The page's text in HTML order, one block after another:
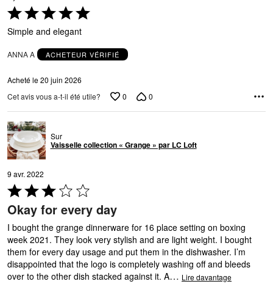
Coté
5 sur
5
Simple and elegant
ANNA A ACHETEUR VÉRIFIÉ
Acheté le 20 juin 2026
Cet avis vous a-t-il été utile?
0 0
Sur
Vaisselle collection « Grange » par LC Loft
9 avr. 2022
Coté
3 sur
5
Okay for every day
I bought the grange dinnerware for 16 place setting on boxing
week 2021. They look very stylish and are light weight. I bought
them for every day usage and put them in the dishwasher. I’m
disappointed that the logo is completely washing off and bleeds
over to the other dish stacked against it. A… Lire davantage